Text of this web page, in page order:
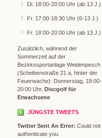
Di. 18:00-20:00 Uhr (ab 13 J.)
Fr. 17:00-18:30 Uhr (6-13 J.)
Fr. 18:00-20:00 Uhr (ab 13 J.)
Zusätzlich, während der
Sommerzeit auf der
Bezirkssportanlage Weidenpesch
(Scheibenstraße 21 a, hinter der
Feuerwache): Donnerstag, 18:00-
20:00 Uhr, Discgolf für
Erwachsene
JÜNGSTE TWEETS
Twitter Sent An Error: Could not
authenticate you.